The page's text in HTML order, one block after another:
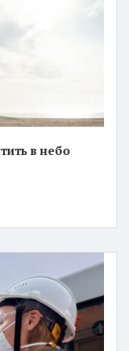
в небо